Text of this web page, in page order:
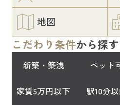
地図
こだわり条件から探す
新築・築浅 ペット
家賃5万円以下 駅10分